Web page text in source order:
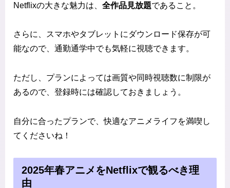
Netflixの大きな魅力は、 全作品見放題であること。
さらに、スマホやタブレットにダウンロード保存が可
能なので、通勤通学中でも気軽に視聴できます。
ただし、プランによっては画質や同時視聴数に制限が
あるので、登録時には確認しておきましょう。
自分に合ったプランで、快適なアニメライフを満喫し
てくださいね！
2025年春アニメをNetflixで観るべき理
由